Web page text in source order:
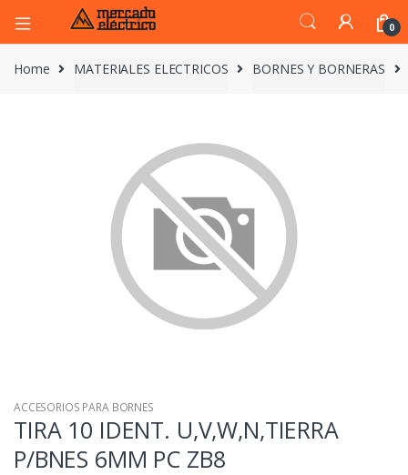
0
Home MATERIALES ELECTRICOS BORNES Y BORNERAS
ACCESORIOS PARA BORNES
TIRA 10 IDENT. U,V,W,N,TIERRA
P/BNES 6MM PC ZB8